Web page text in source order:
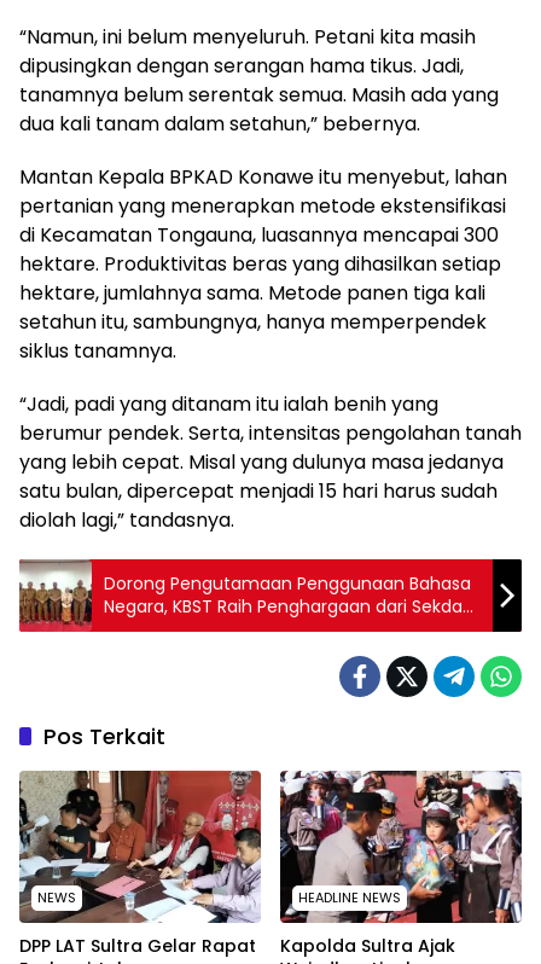
“Namun, ini belum menyeluruh. Petani kita masih
dipusingkan dengan serangan hama tikus. Jadi,
tanamnya belum serentak semua. Masih ada yang
dua kali tanam dalam setahun,” bebernya.
Mantan Kepala BPKAD Konawe itu menyebut, lahan
pertanian yang menerapkan metode ekstensifikasi
di Kecamatan Tongauna, luasannya mencapai 300
hektare. Produktivitas beras yang dihasilkan setiap
hektare, jumlahnya sama. Metode panen tiga kali
setahun itu, sambungnya, hanya memperpendek
siklus tanamnya.
“Jadi, padi yang ditanam itu ialah benih yang
berumur pendek. Serta, intensitas pengolahan tanah
yang lebih cepat. Misal yang dulunya masa jedanya
satu bulan, dipercepat menjadi 15 hari harus sudah
diolah lagi,” tandasnya.
Dorong Pengutamaan Penggunaan Bahasa
Negara, KBST Raih Penghargaan dari Sekda
Buton
Pos Terkait
NEWS
‎DPP LAT Sultra Gelar Rapat
HEADLINE NEWS
Kapolda Sultra Ajak